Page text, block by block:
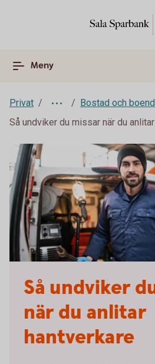
Meny
Privat
Bostad och
Så undviker du missar när du
Så undviker
när du anlitar
hantverkare